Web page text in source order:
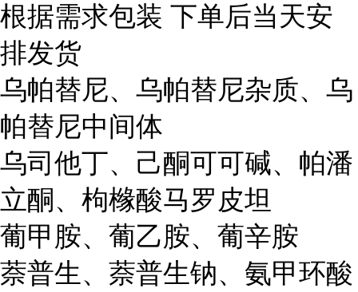
根据需求包装 下单后当天安
排发货
乌帕替尼、乌帕替尼杂质、乌
帕替尼中间体
乌司他丁、己酮可可碱、帕潘
立酮、枸橼酸马罗皮坦
葡甲胺、葡乙胺、葡辛胺
萘普生、萘普生钠、氨甲环酸